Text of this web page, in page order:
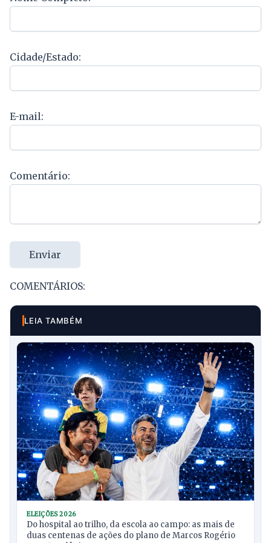
Cidade/Estado:
E-mail:
Comentário:
Enviar
COMENTÁRIOS:
LEIA TAMBÉM
ELEIÇÕES 2026
Do hospital ao trilho, da escola ao campo: as mais de
duas centenas de ações do plano de Marcos Rogério